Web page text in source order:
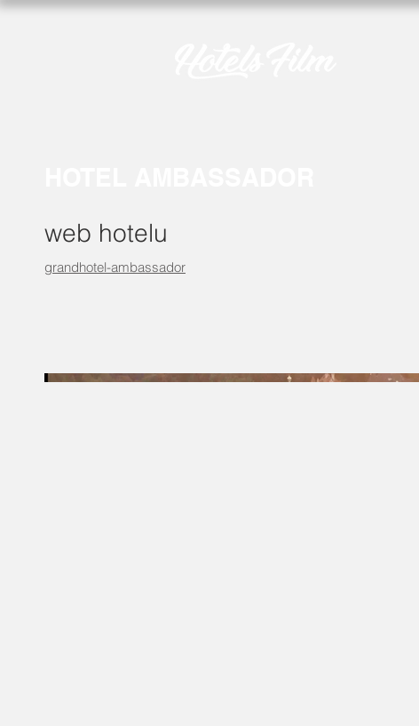
web hotelu
grandhotel-ambassador